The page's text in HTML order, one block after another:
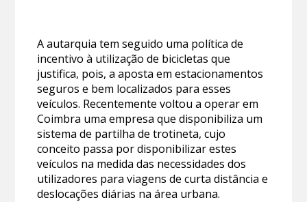
A autarquia tem seguido uma política de
incentivo à utilização de bicicletas que
justifica, pois, a aposta em estacionamentos
seguros e bem localizados para esses
veículos. Recentemente voltou a operar em
Coimbra uma empresa que disponibiliza um
sistema de partilha de trotineta, cujo
conceito passa por disponibilizar estes
veículos na medida das necessidades dos
utilizadores para viagens de curta distância e
deslocações diárias na área urbana.